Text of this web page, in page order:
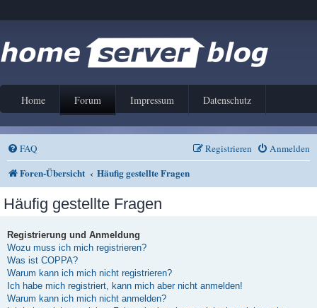
Home Forum Impressum Datenschutz
FAQ Anmelden
Registrieren
Foren-Übersicht Häufig gestellte Fragen
Häufig gestellte Fragen
Registrierung und Anmeldung
Wozu muss ich mich registrieren?
Was ist COPPA?
Warum kann ich mich nicht registrieren?
Ich habe mich registriert, kann mich aber nicht anmelden!
Warum kann ich mich nicht anmelden?